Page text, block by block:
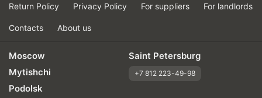
Return Policy Privacy Policy For suppliers For landlords
Contacts About us
Moscow
Mytishchi
Podolsk
Saint Petersburg
+7 812 223-49-98